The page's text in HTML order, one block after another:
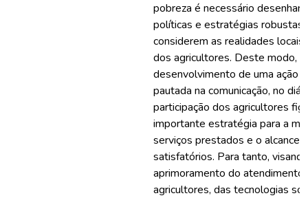
pobreza é necessário desenhar
políticas e estratégias robustas
considerem as realidades
dos agricultores. Deste modo, o
desenvolvimento de uma ação
pautada na comunicação, no
participação dos agricultores
importante estratégia para a
serviços prestados e o alcance
satisfatórios. Para tanto,
aprimoramento do atendimento
agricultores, das tecnologias